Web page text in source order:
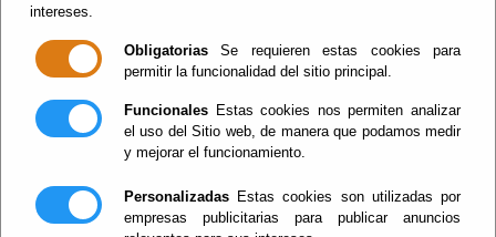
intereses.
Obligatorias Se requieren estas cookies para
permitir la funcionalidad del sitio principal.
Funcionales Estas cookies nos permiten analizar
el uso del Sitio web, de manera que podamos medir
y mejorar el funcionamiento.
Personalizadas Estas cookies son utilizadas por
empresas publicitarias para publicar anuncios
Geode
General Information of the Geode de Pulpí
Tickets
Book your visit
Location
Locate where the MIna Rica and the Geoda are